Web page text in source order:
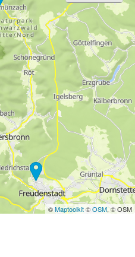
©Maptoolkit©OSM, © OSM